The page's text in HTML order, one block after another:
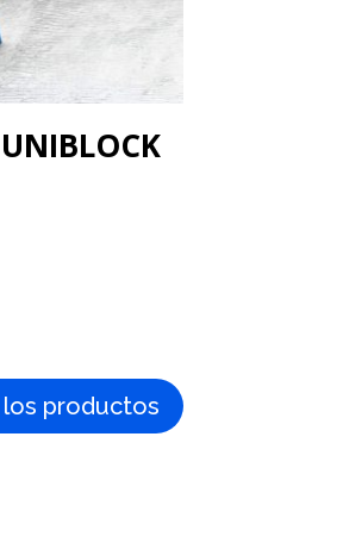
productos